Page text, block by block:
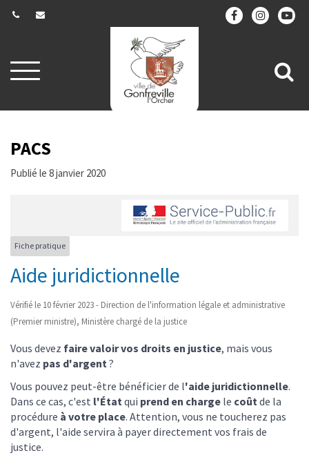
Aller
à
navigation
à
PACS
Publié le 8 janvier 2020
Fiche pratique
Aide juridictionnelle
Vérifié le 10 février 2023 - Direction de l'information légale et administrative
(Premier ministre), Ministère chargé de la justice
Vous devez faire valoir vos droits en justice, mais vous
n'avez pas d'argent ?
Vous pouvez peut-être bénéficier de l'aide juridictionnelle.
Dans ce cas, c'est l'État qui prend en charge le coût de la
procédure à votre place. Attention, vous ne toucherez pas
d'argent, l'aide servira à payer directement vos frais de
justice.